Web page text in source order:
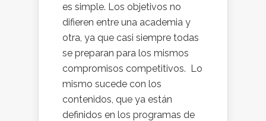
es simple. Los objetivos no
difieren entre una academia y
otra, ya que casi siempre todas
se preparan para los mismos
compromisos competitivos. Lo
mismo sucede con los
contenidos, que ya están
definidos en los programas de